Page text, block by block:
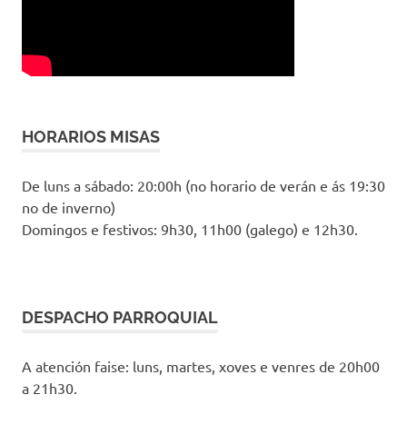
HORARIOS MISAS
De luns a sábado: 20:00h (no horario de verán e ás 19:30
no de inverno)
Domingos e festivos: 9h30, 11h00 (galego) e 12h30.
DESPACHO PARROQUIAL
A atención faise: luns, martes, xoves e venres de 20h00
a 21h30.